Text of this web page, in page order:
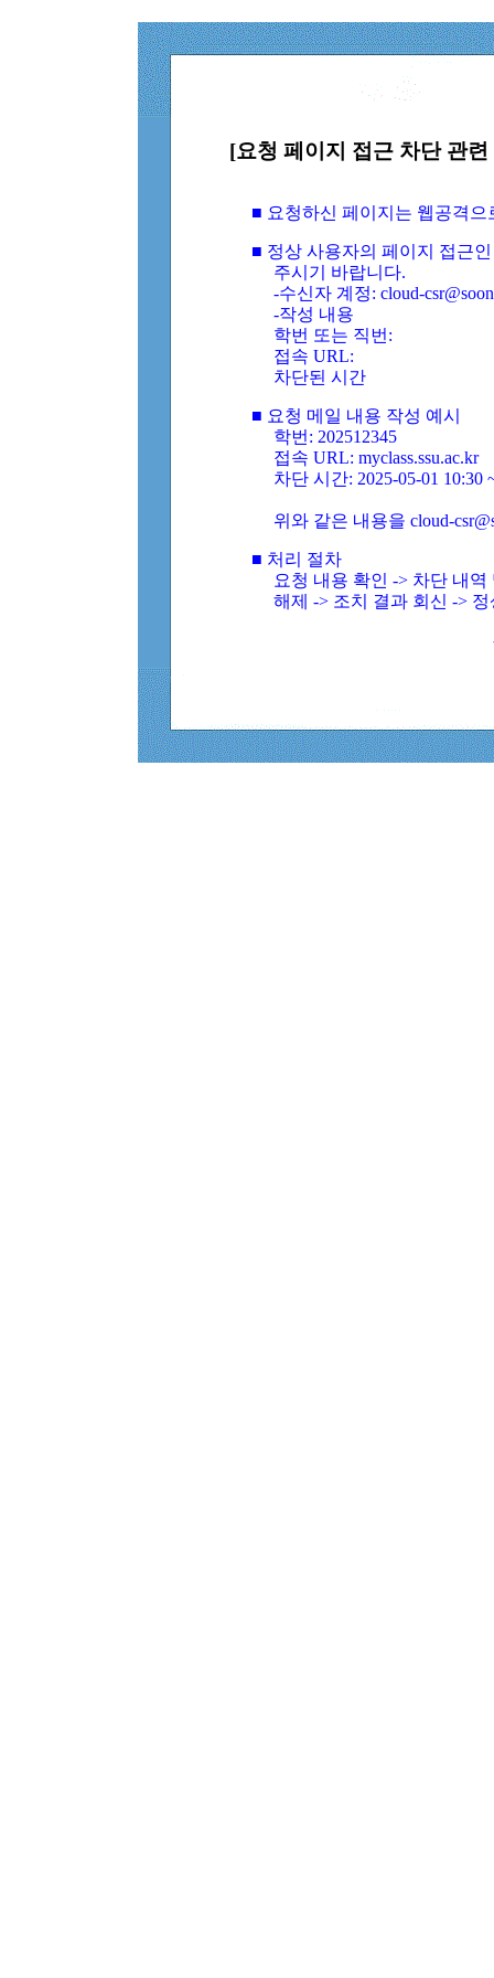
[요청 페이지 접근 차단 관
■ 요청하신 페이지는 웹공격
■ 정상 사용자의 페이지 접근
주시기 바랍니다.
-수신자 계정: cloud-
-작성 내용
학번 또는 직번:
접속 URL:
차단된 시간
■ 요청 메일 내용 작성 예시
학번: 202512345
접속 URL: myclass.ssu.ac.kr
차단 시간: 2025-05-01 10:30
위와 같은 내용을 cloud-
■ 처리 절차
요청 내용 확인 -> 차단 내
해제 -> 조치 결과 회신 ->